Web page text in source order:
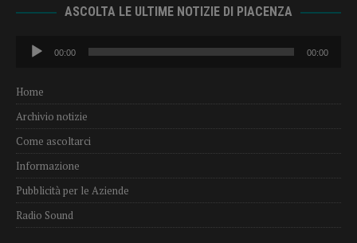
ASCOLTA LE ULTIME NOTIZIE DI PIACENZA
Audio
Player
00:00 00:00
Home
Archivio notizie
Come ascoltarci
Informazione
Pubblicità per le Aziende
Radio Sound